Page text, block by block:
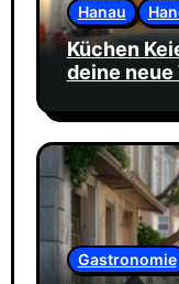
Hanau
Küchen
deine neue
Gastronomie